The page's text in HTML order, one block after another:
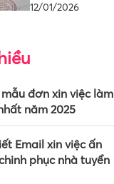
12/01/2026
mẫu đơn xin việc làm
năm 2025
Email xin việc ấn
phục nhà tuyển